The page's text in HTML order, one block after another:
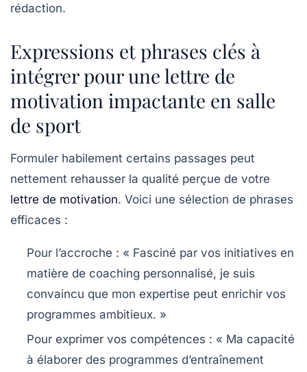
rédaction.
Expressions et phrases clés à
intégrer pour une lettre de
motivation impactante en salle
de sport
Formuler habilement certains passages peut
nettement rehausser la qualité perçue de votre
lettre de motivation. Voici une sélection de phrases
efficaces :
Pour l’accroche : « Fasciné par vos initiatives en
matière de coaching personnalisé, je suis
convaincu que mon expertise peut enrichir vos
programmes ambitieux. »
Pour exprimer vos compétences : « Ma capacité
à élaborer des programmes d’entraînement